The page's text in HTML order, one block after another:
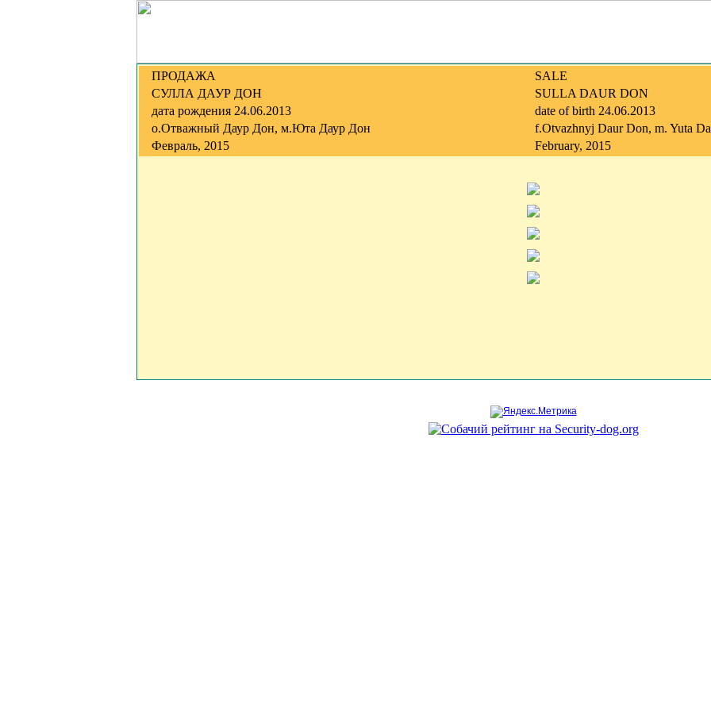
ПРОДАЖА
SALE
СУЛЛА ДАУР ДОН
SULLA DAUR DON
дата рождения 24.06.2013
date of birth 24.06.2013
о.Отважный Даур Дон, м.Юта Даур Дон
f.Otvazhnyj Daur Don, m. Yuta
Февраль, 2015
February, 2015